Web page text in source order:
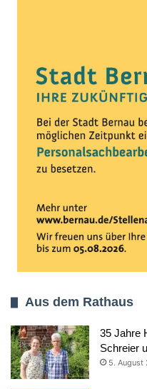
Aus dem Rathaus
35 Jahre
Schreier
5. August